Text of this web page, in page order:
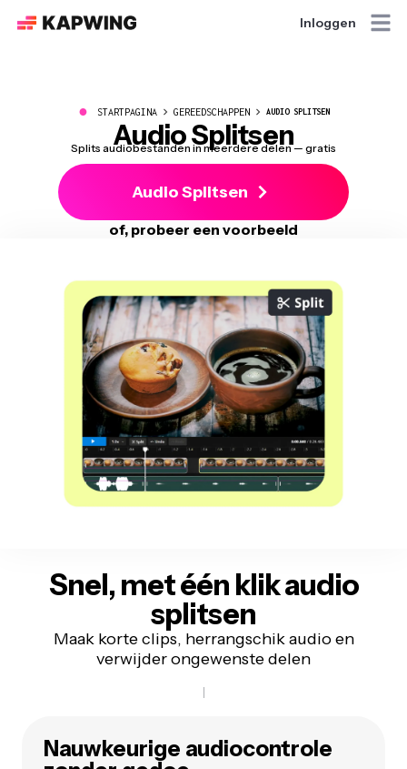
Inloggen
● STARTPAGINA GEREEDSCHAPPEN AUDIO SPLITSEN
Audio Splitsen
Splits audiobestanden in meerdere delen — gratis
Audio Splitsen
of, probeer een voorbeeld
Snel, met één klikaudio
splitsen
Maak korte clips, herrangschik audio en
verwijder ongewenste delen
Nauwkeurige audiocontrole